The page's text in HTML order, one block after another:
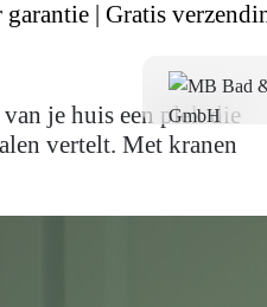
| Gratis
je huis een plek die
vertelt. Met kranen